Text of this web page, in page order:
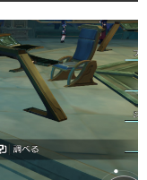
名称ON」を押すことで、